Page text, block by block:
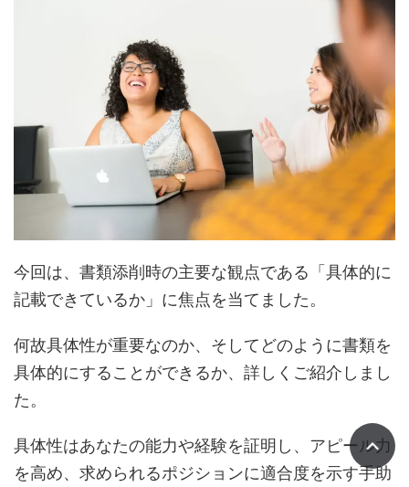
今回は、書類添削時の主要な観点である「具体的に
記載できているか」に焦点を当てました。
何故具体性が重要なのか、そしてどのように書類を
具体的にすることができるか、詳しくご紹介しまし
た。
具体性はあなたの能力や経験を証明し、アピール力
を高め、求められるポジションに適合度を示す手助